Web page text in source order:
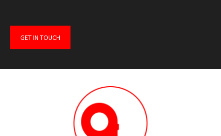
GET IN TOUCH